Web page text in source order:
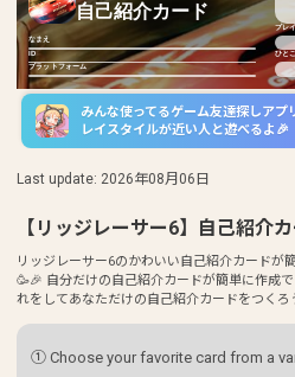
自己紹介カード
なまえ
ID
プラットフォーム
プレ
ひと
みんな使ってるゲーム友達探しアプ
レイスタイルが近い人と遊べるよ🎉
Last update: 2026年08月06日
【リッジレーサー6】自己紹介
リッジレーサー6のかわいい自己紹介カードが
🥳🎉 自分だけの自己紹介カードが簡単に作成
れをしてあなただけの自己紹介カードをつくろ
① Choose your favorite card from a